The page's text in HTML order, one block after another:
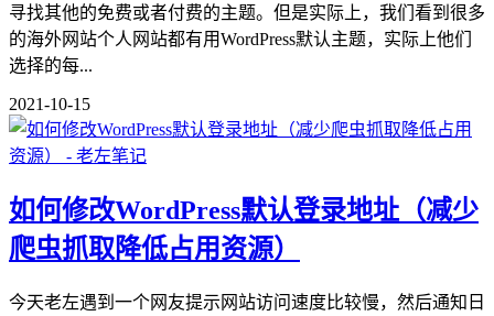
寻找其他的免费或者付费的主题。但是实际上，我们看到很多
的海外网站个人网站都有用WordPress默认主题，实际上他们
选择的每...
2021-10-15
如何修改WordPress默认登录地址（减少
爬虫抓取降低占用资源）
今天老左遇到一个网友提示网站访问速度比较慢，然后通知日